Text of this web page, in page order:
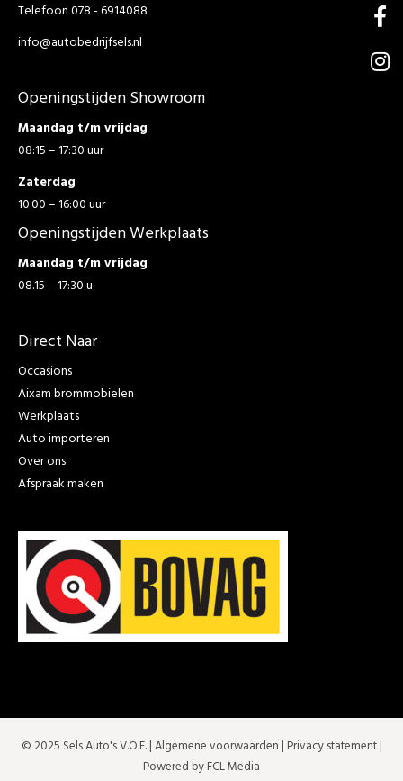
Telefoon 078 - 6914088
info@autobedrijfsels.nl
Openingstijden Showroom
Maandag t/m vrijdag
08:15 – 17:30 uur
Zaterdag
10.00 – 16:00 uur
Openingstijden Werkplaats
Maandag t/m vrijdag
08.15 – 17:30 u
Direct Naar
Occasions
Aixam brommobielen
Werkplaats
Auto importeren
Over ons
Afspraak maken
© 2025 Sels Auto's V.O.F. |Algemene voorwaarden | Privacy statement|
Powered by FCL Media